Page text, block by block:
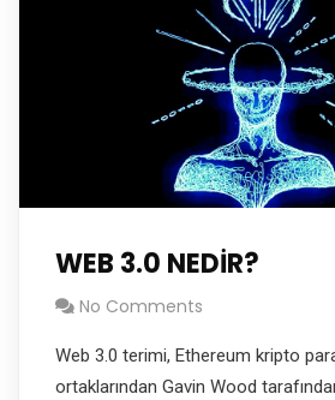
WEB 3.0 NEDİR?
No Comments
Web 3.0 terimi, Ethereum kripto
ortaklarından Gavin Wood